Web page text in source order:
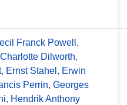
Franck Powell ,
Dilworth,
, Ernst Stahel , Erwin
Perrin, Georges
, Hendrik Anthony